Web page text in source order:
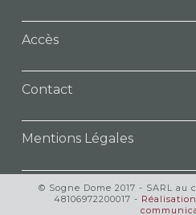
Accès
Contact
Mentions Légales
© Sogne Dome 2017 - SARL
48106972200017 -